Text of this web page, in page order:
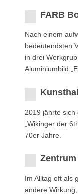
FARB
Nach einem
bedeutendsten
in drei
Aluminiumbild
2019 jährte
„Wikinger der
70er Jahre.
Im Alltag oft als
andere